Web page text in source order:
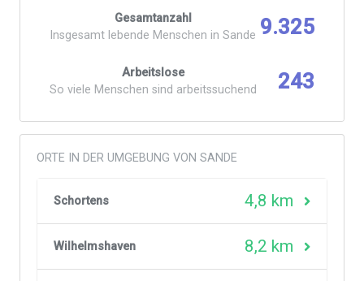
Gesamtanzahl
Insgesamt lebende Menschen in Sande 9.325
Arbeitslose
So viele Menschen sind arbeitssuchend
243
ORTE IN DER UMGEBUNG VON SANDE
Schortens 4,8 km
Wilhelmshaven 8,2 km